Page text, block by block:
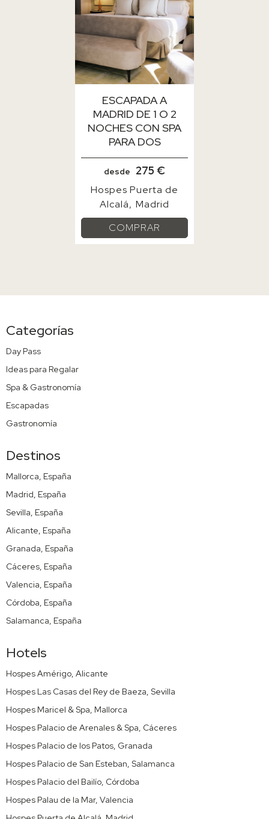
ESCAPADA A
MADRID DE 1 O 2
NOCHES CON SPA
PARA DOS
desde 275 €
Hospes Puerta de
Alcalá
Madrid
COMPRAR
Categorías
Day Pass
Ideas para Regalar
Spa & Gastronomía
Escapadas
Gastronomía
Destinos
Mallorca, España
Madrid, España
Sevilla, España
Alicante, España
Granada, España
Cáceres, España
Valencia, España
Córdoba, España
Salamanca, España
Hotels
Hospes Amérigo, Alicante
Hospes Las Casas del Rey de Baeza, Sevilla
Hospes Maricel & Spa, Mallorca
Hospes Palacio de Arenales & Spa, Cáceres
Hospes Palacio de los Patos, Granada
Hospes Palacio de San Esteban, Salamanca
Hospes Palacio del Bailío, Córdoba
Hospes Palau de la Mar, Valencia